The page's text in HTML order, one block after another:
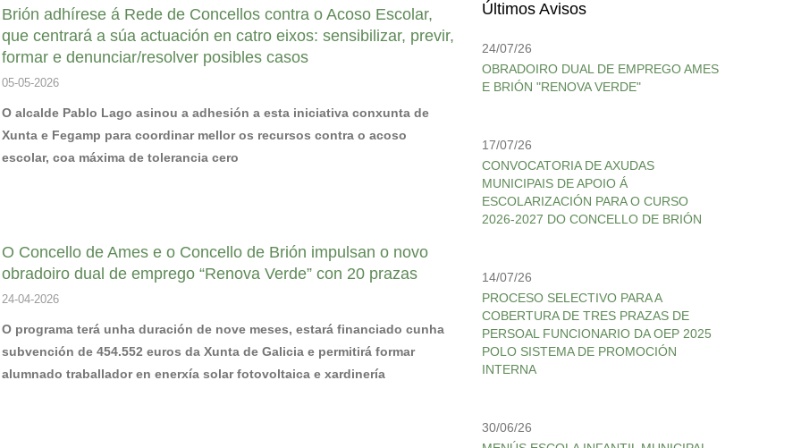
Brión adhírese á Rede de Concellos contra o Acoso Escolar,
que centrará a súa actuación en catro eixos: sensibilizar, previr,
formar e denunciar/resolver posibles casos
05-05-2026
O alcalde Pablo Lago asinou a adhesión a esta iniciativa conxunta de
Xunta e Fegamp para coordinar mellor os recursos contra o acoso
escolar, coa máxima de tolerancia cero
O Concello de Ames e o Concello de Brión impulsan o novo
obradoiro dual de emprego “Renova Verde” con 20 prazas
24-04-2026
O programa terá unha duración de nove meses, estará financiado cunha
subvención de 454.552 euros da Xunta de Galicia e permitirá formar
alumnado traballador en enerxía solar fotovoltaica e xardinería
Últimos Avisos
24/07/26
OBRADOIRO DUAL DE EMPREGO AMES
E BRIÓN "RENOVA VERDE"
17/07/26
CONVOCATORIA DE AXUDAS
MUNICIPAIS DE APOIO Á
ESCOLARIZACIÓN PARA O CURSO
2026-2027 DO CONCELLO DE BRIÓN
14/07/26
PROCESO SELECTIVO PARA A
COBERTURA DE TRES PRAZAS DE
PERSOAL FUNCIONARIO DA OEP 2025
POLO SISTEMA DE PROMOCIÓN
INTERNA
30/06/26